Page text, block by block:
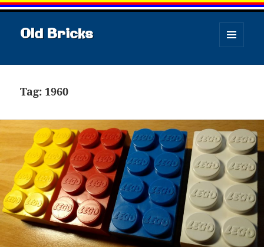
Old Bricks
Tag: 1960